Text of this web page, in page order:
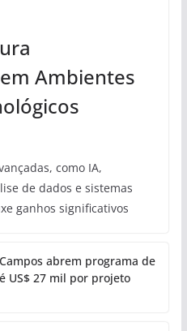
Ambientes
como IA,
de dados e sistemas
ganhos significativos
abrem programa de
US$ 27 mil por projeto